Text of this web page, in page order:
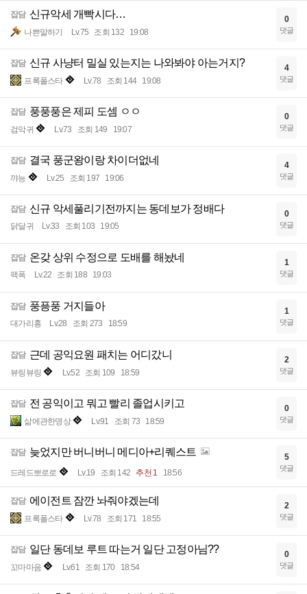
잡담 신규악세 개빡시다…
나쁜말하기 Lv.75 조회 132 19:08
0
댓글
잡담 신규 사냥터 밀실 있는지는 나와봐야 아는거지?
프록폴스타 Lv.78 조회 144 19:08
4
댓글
잡담 풍풍풍은 제피 도셈 ㅇㅇ
검악귀 Lv.73 조회 149 19:07
0
댓글
잡담 결국 풍군왕이랑 차이더없네
꺄능 Lv.25 조회 197 19:06
4
댓글
잡담 신규 악세풀리기전까지는 동데보가 정배다
닭달귀 Lv.33 조회 103 19:05
0
댓글
잡담 온갖 상위 수정으로 도배를 해놨네
팩폭 Lv.22 조회 188 19:03
1
댓글
잡담 풍픙풍 거지들아
대가리홍 Lv.28 조회 273 18:59
1
댓글
잡담 근데 공익요원 패치는 어디갔니
뷰링뷰링 Lv.52 조회 109 18:59
2
댓글
잡담 전 공익이고 뭐고 빨리 졸업시키고
삶에관한명상 Lv.91 조회 73 18:59
0
댓글
잡담 늦었지만 버니버니 메디아+리퀘스트
드레드뽀로로 Lv.19 조회 142 추천 1 18:56
5
댓글
잡담 에이전트 잠깐 놔줘야겠는데
프록폴스타 Lv.78 조회 171 18:55
2
댓글
잡담 일단 동데보 루트 따는거 일단 고정아님??
꼬마마음 Lv.61 조회 170 18:54
0
댓글